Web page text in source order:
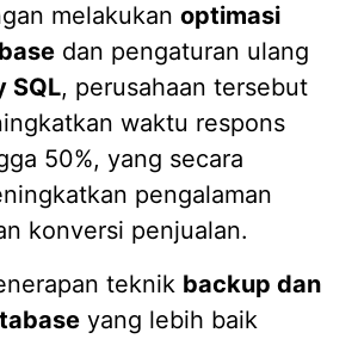
melakukan optimasi
dan pengaturan ulang
SQL, perusahaan tersebut
waktu respons
50%, yang secara
pengalaman
konversi penjualan.
teknik backup dan
yang lebih baik